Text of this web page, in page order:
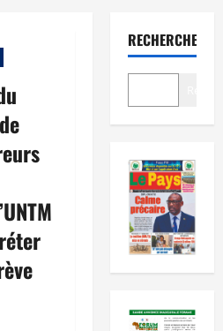
RECHERCHER